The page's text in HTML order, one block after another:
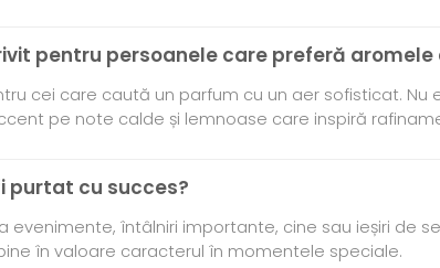
pentru persoanele care preferă
cei care caută un parfum cu un aer sofisticat. Nu
pe note calde și lemnoase care inspiră
purtat cu succes?
evenimente, întâlniri importante, cine sau ieșiri de
în valoare caracterul în momentele speciale.